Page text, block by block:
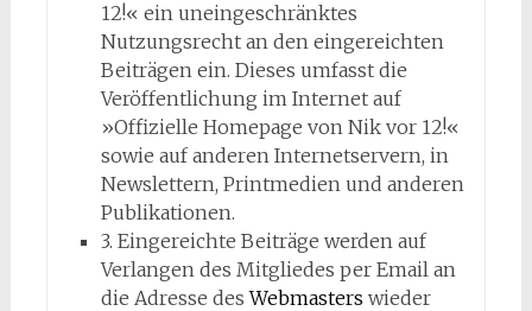
12!« ein uneingeschränktes
Nutzungsrecht an den eingereichten
Beiträgen ein. Dieses umfasst die
Veröffentlichung im Internet auf
»Offizielle Homepage von Nik vor 12!«
sowie auf anderen Internetservern, in
Newslettern, Printmedien und anderen
Publikationen.
3. Eingereichte Beiträge werden auf
Verlangen des Mitgliedes per Email an
die Adresse desWebmasters wieder